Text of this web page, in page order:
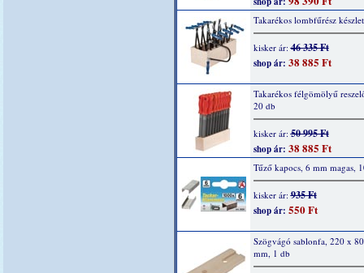
Takarékos lombfűrész
kisker ár:46 335 Ft
shop ár: 38 885 Ft
Takarékos félgömölyű
20 db
kisker ár:50 995 Ft
shop ár: 38 885 Ft
Tűző kapocs, 6 mm magas,
kisker ár:935 Ft
shop ár: 550 Ft
Szögvágó sablonfa, 220 x
mm, 1 db